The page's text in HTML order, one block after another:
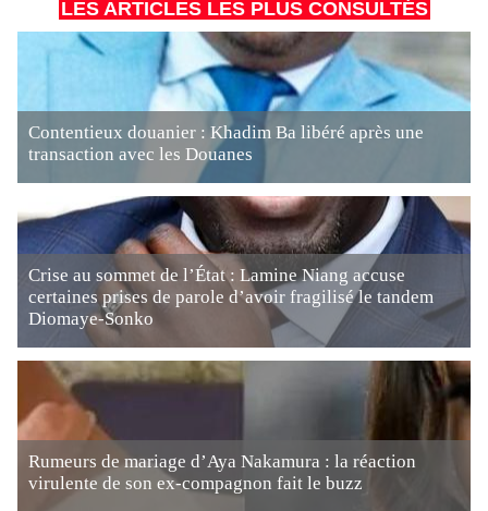
LES ARTICLES LES PLUS CONSULTÉS
Contentieux douanier : Khadim Ba libéré après une
transaction avec les Douanes
Crise au sommet de l’État : Lamine Niang accuse
certaines prises de parole d’avoir fragilisé le tandem
Diomaye-Sonko
Rumeurs de mariage d’Aya Nakamura : la réaction
virulente de son ex-compagnon fait le buzz